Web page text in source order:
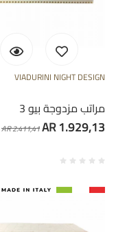
VIADURINI NIGHT DESIGN
3 مراتب مزدوجة بيو
AR 2.411,41AR 1.929,13